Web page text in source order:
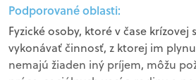
Podporované oblasti:
Fyzické osoby, ktoré v čase krízovej
vykonávať činnosť, z ktorej im
nemajú žiaden iný príjem, môžu